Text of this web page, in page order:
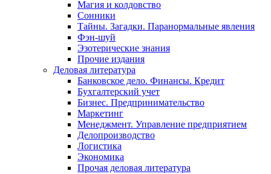
Магия и колдовство
Сонники
Тайны. Загадки. Паранормальные явления
Фэн-шуй
Эзотерические знания
Прочие издания
Деловая литература
Банковское дело. Финансы. Кредит
Бухгалтерский учет
Бизнес. Предпринимательство
Маркетинг
Менеджмент. Управление предприятием
Делопроизводство
Логистика
Экономика
Прочая деловая литература